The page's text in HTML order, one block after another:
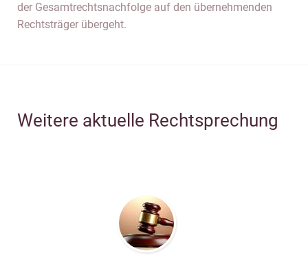
der Gesamtrechtsnachfolge auf den übernehmenden
Rechtsträger übergeht.
Weitere aktuelle Rechtsprechung